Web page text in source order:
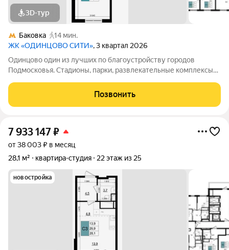
3D-тур
Баковка
14 мин.
ЖК «ОДИНЦОВО СИТИ», 3 квартал 2026
Одинцово один из лучших по благоустройству городов
Подмосковья. Стадионы, парки, развлекательные комплексы
рестораны, салоны красоты и удобные магазины расположены
прямо в вашем дворе, на 1-х
Позвонить
7 933 147₽
от 38 003 ₽ в месяц
28,1 м²
квартира-студия 22 этаж из 25
новостройка